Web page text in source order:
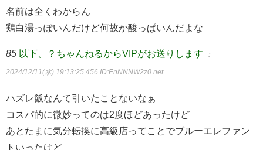
名前は全くわからん
鶏白湯っぽいんだけど何故か酸っぱいんだよな
85 以下、？ちゃんねるからVIPがお送りします ：
2024/12/11(水) 19:13:25.456 ID:EnNNNW2z0.net
ハズレ飯なんて引いたことないなぁ
コスパ的に微妙ってのは2度ほどあったけど
あとたまに気分転換に高級店ってことでブルーエレファン
トいったけど